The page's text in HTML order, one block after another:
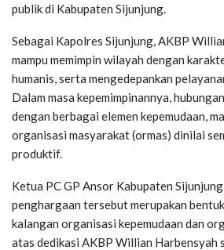
publik di Kabupaten Sijunjung.
Sebagai Kapolres Sijunjung, AKBP
mampu memimpin wilayah dengan
humanis, serta mengedepankan
Dalam masa kepemimpinannya,
dengan berbagai elemen kepemudaan,
organisasi masyarakat (ormas) dinilai
produktif.
Ketua PC GP Ansor Kabupaten
penghargaan tersebut merupakan
kalangan organisasi kepemudaan dan
atas dedikasi AKBP Willian Harbensyah